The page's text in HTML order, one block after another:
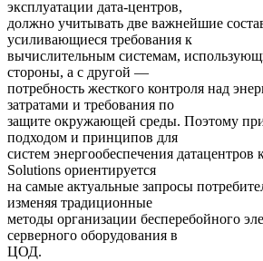
эксплуатации дата-центров,
должно учитывать две важнейшие
усиливающиеся требования к
вычислительным системам,
стороны, а с другой —
потребность жесткого контроля над
затратами и требования по
защите окружающей среды. Поэтому
подходом и принципов для
систем энергообеспечения
Solutions ориентируется
на самые актуальные запросы
изменяя традиционные
методы организации бесперебойного
серверного оборудования в
ЦОД.